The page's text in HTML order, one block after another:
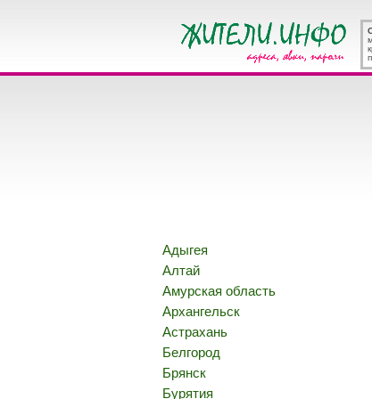
Адыгея
Алтай
Амурская область
Архангельск
Астрахань
Белгород
Брянск
Бурятия